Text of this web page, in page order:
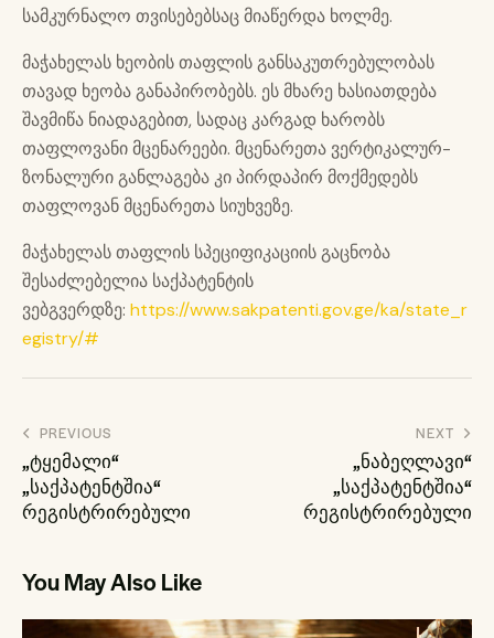
სამკურნალო თვისებებსაც მიაწერდა ხოლმე.
მაჭახელას ხეობის თაფლის განსაკუთრებულობას
თავად ხეობა განაპირობებს. ეს მხარე ხასიათდება
შავმიწა ნიადაგებით, სადაც კარგად ხარობს
თაფლოვანი მცენარეები. მცენარეთა ვერტიკალურ-
ზონალური განლაგება კი პირდაპირ მოქმედებს
თაფლოვან მცენარეთა სიუხვეზე.
მაჭახელას თაფლის სპეციფიკაციის გაცნობა
შესაძლებელია საქპატენტის
ვებგვერდზე: https://www.sakpatenti.gov.ge/ka/state_r
egistry/#
პოსტის
ნავიგაცია
PREVIOUS
„ტყემალი“
„საქპატენტშია“
რეგისტრირებული
NEXT
„ნაბეღლავი“
„საქპატენტშია“
რეგისტრირებული
You May Also Like